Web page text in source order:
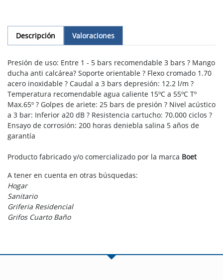
Descripción Valoraciones
Presión de uso: Entre 1 - 5 bars recomendable 3 bars ? Mango
ducha anti calcárea? Soporte orientable ? Flexo cromado 1.70
acero inoxidable ? Caudal a 3 bars depresión: 12.2 l/m ?
Temperatura recomendable agua caliente 15ºC a 55ºC Tº
Max.65º ? Golpes de ariete: 25 bars de presión ? Nivel acústico
a 3 bar: Inferior a20 dB ? Resistencia cartucho: 70.000 ciclos ?
Ensayo de corrosión: 200 horas deniebla salina 5 años de
garantía
Producto fabricado y/o comercializado por la marca Boet
A tener en cuenta en otras búsquedas:
Hogar
Sanitario
Griferia Residencial
Grifos Cuarto Baño